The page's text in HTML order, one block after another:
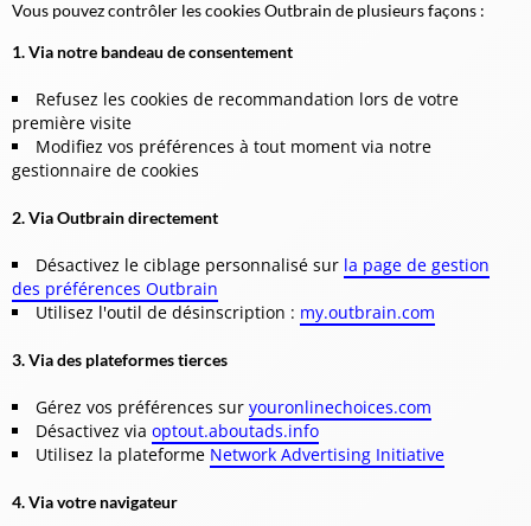
Vous pouvez contrôler les cookies Outbrain de plusieurs façons :
1. Via notre bandeau de consentement
Refusez les cookies de recommandation lors de votre
première visite
Modifiez vos préférences à tout moment via notre
gestionnaire de cookies
2. Via Outbrain directement
Désactivez le ciblage personnalisé sur la page de gestion
des préférences Outbrain
Utilisez l'outil de désinscription : my.outbrain.com
3. Via des plateformes tierces
Gérez vos préférences sur youronlinechoices.com
Désactivez via optout.aboutads.info
Utilisez la plateforme Network Advertising Initiative
4. Via votre navigateur